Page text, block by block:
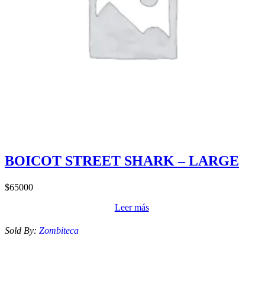
BOICOT STREET SHARK – LARGE
$65000
Leer más
Sold By: Zombiteca